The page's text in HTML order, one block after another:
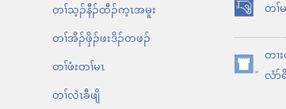
တၢ်သ့ၣ်နီၣ်ထီၣ်က့ၤအမူး
တၢ်အိၣ်ဖှိၣ်ဖးဒိၣ်တဖၣ်
တၢ်ဖံးတၢ်မၤ
တၢ်လဲၤခီဖျိ
တၢ်
အိး
ထီၣ်
လၢ
အ
တၢ
လံာ်
အိး